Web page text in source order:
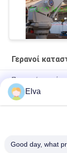
Γερανοί
Προηγμένο
System A Frame
Σύστημα
Elva
Good day, what